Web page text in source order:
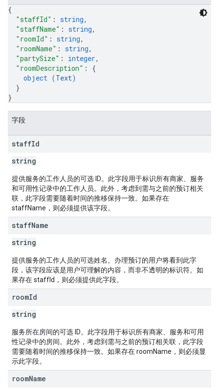
{
"staffId" : string,
"staffName" : string,
"roomId" : string,
"roomName" : string,
"partySize" : integer,
"roomDescription" : {
object (Text)
}
}
字段
staffId
string
提供服务的工作人员的可选 ID。此字段用于标识所有商家、服务
和可用性记录中的工作人员。此外，考虑到需与之前的预订相关
联，此字段需要随着时间的推移保持一致。如果存在
staffName，则必须提供该字段。
staffName
string
提供服务的工作人员的可选姓名。办理预订的用户将看到此字
段，该字段应该是用户可理解的内容，而非不透明的标识符。如
果存在 staffId，则必须提供此字段。
roomId
string
服务所在房间的可选 ID。此字段用于标识所有商家、服务和可用
性记录中的房间。此外，考虑到需与之前的预订相关联，此字段
需要随着时间的推移保持一致。如果存在 roomName，则必须显
示此字段。
roomName